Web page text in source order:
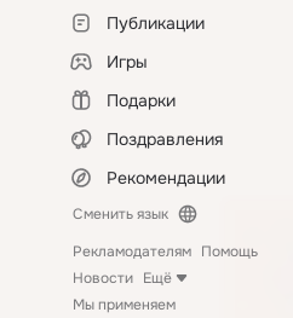
Публикации
Игры
Подарки
Поздравления
Рекомендации
Сменить язык
Рекламодателям Помощь
Новости Ещё
Мы применяем